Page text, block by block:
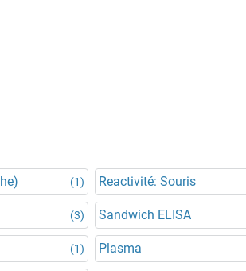
(1) Reactivité: Souris
(3) Sandwich ELISA
(1) Plasma